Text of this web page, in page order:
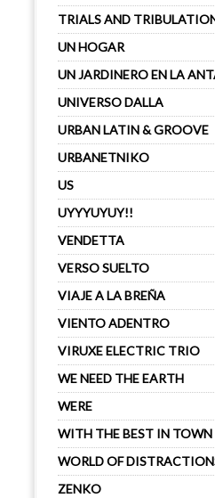
TRIALS AND
UN HOGAR
UN JARDINERO EN LA
UNIVERSO DALLA
URBAN LATIN & GROOVE
URBANETNIKO
US
UYYYUYUY!!
VENDETTA
VERSO SUELTO
VIAJE A LA BREÑA
VIENTO ADENTRO
VIRUXE ELECTRIC TRIO
WE NEED THE EARTH
WERE
WITH THE BEST IN TOWN
WORLD OF
ZENKO